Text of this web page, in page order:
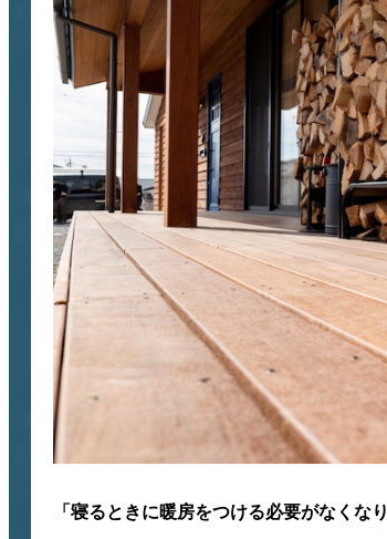
「寝るときに暖房をつける必要がなくな